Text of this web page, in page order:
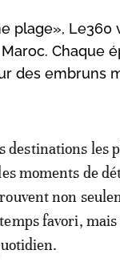
plage», Le360
Chaque
des embruns
destinations les
moments de
non
favori,